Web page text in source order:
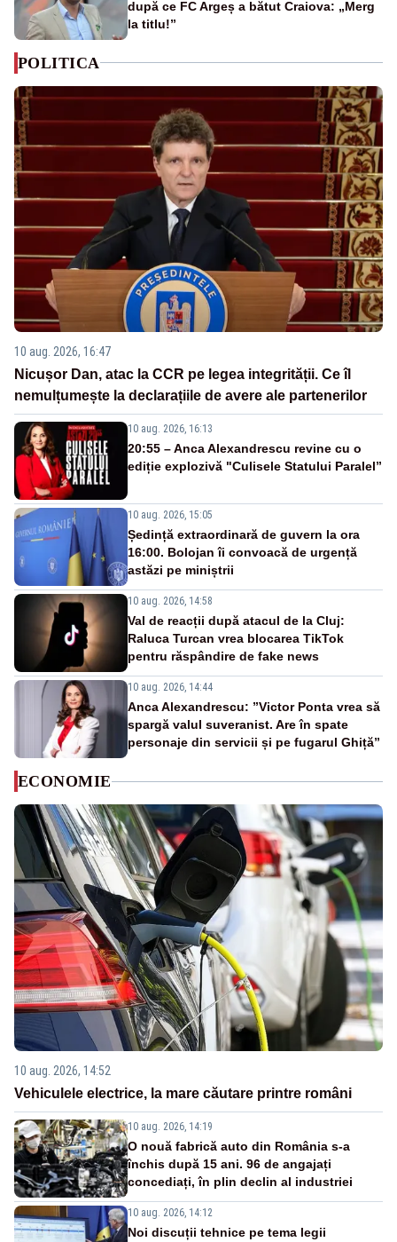
după ce FC Argeș a bătut Craiova: „Merg
la titlu!”
POLITICA
10 aug. 2026, 16:47
Nicușor Dan, atac la CCR pe legea integrității. Ce îl
nemulțumește la declarațiile de avere ale partenerilor
10 aug. 2026, 16:13
20:55 – Anca Alexandrescu revine cu o
ediție explozivă "Culisele Statului Paralel”
10 aug. 2026, 15:05
Ședință extraordinară de guvern la ora
16:00. Bolojan îi convoacă de urgență
astăzi pe miniștrii
10 aug. 2026, 14:58
Val de reacții după atacul de la Cluj:
Raluca Turcan vrea blocarea TikTok
pentru răspândire de fake news
10 aug. 2026, 14:44
Anca Alexandrescu: ”Victor Ponta vrea să
spargă valul suveranist. Are în spate
personaje din servicii și pe fugarul Ghiță”
ECONOMIE
10 aug. 2026, 14:52
Vehiculele electrice, la mare căutare printre români
10 aug. 2026, 14:19
O nouă fabrică auto din România s-a
închis după 15 ani. 96 de angajați
concediați, în plin declin al industriei
10 aug. 2026, 14:12
Noi discuții tehnice pe tema legii